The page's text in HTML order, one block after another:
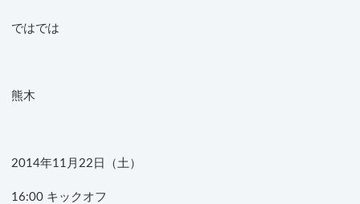
ではでは
熊木
2014年11月22日（土）
16:00 キックオフ